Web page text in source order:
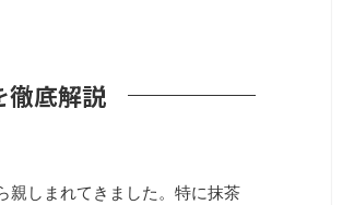
徹底解説
親しまれてきました。特に抹茶